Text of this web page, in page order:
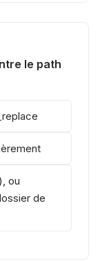
le path
ou
de